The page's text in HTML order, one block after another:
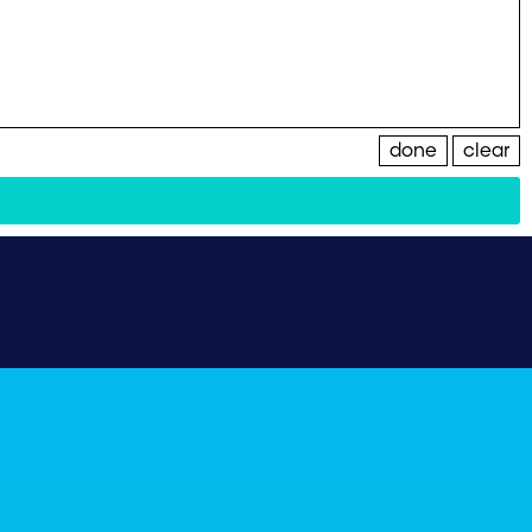
done clear